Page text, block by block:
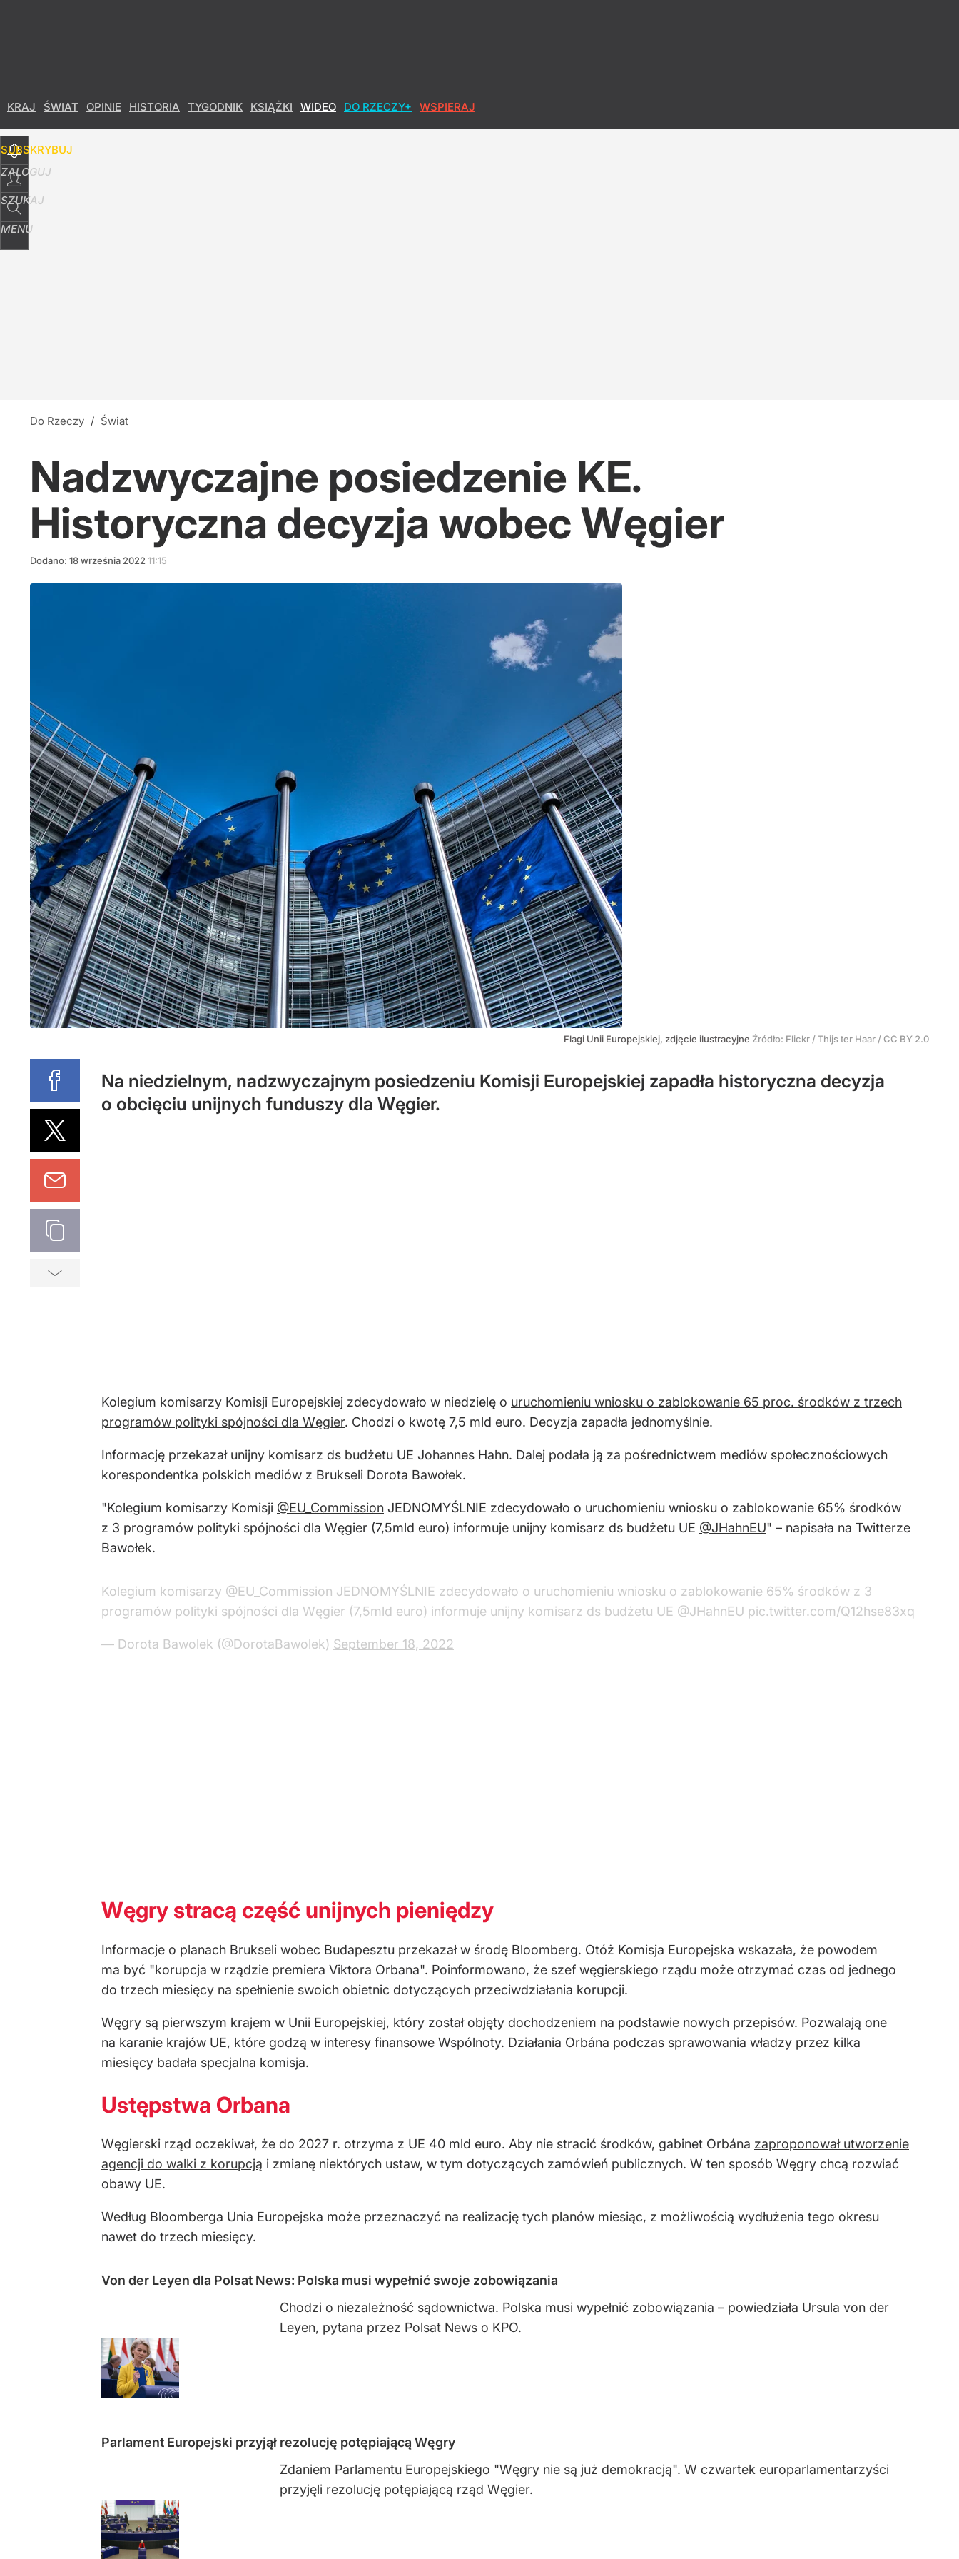
KRAJ ŚWIAT OPINIE HISTORIA TYGODNIK KSIĄŻKI WIDEO DO RZECZY+ WSPIERAJ
SUBSKRYBUJ
ZALOGUJ
SZUKAJ
MENU
Do Rzeczy / Świat
Nadzwyczajne posiedzenie KE.
Historyczna decyzja wobec Węgier
Dodano: 18września 2022 11:15
Flagi Unii Europejskiej, zdjęcie ilustracyjne Źródło: Flickr /Thijs ter Haar / CC BY 2.0
Na niedzielnym, nadzwyczajnym posiedzeniu Komisji Europejskiej zapadła historyczna decyzja
o obcięciu unijnych funduszy dla Węgier.
Kolegium komisarzy Komisji Europejskiej zdecydowało w niedzielę o uruchomieniu wniosku o zablokowanie 65 proc. środków z trzech
programów polityki spójności dla Węgier. Chodzi o kwotę 7,5 mld euro. Decyzja zapadła jednomyślnie.
Informację przekazał unijny komisarz ds budżetu UE Johannes Hahn. Dalej podała ją za pośrednictwem mediów społecznościowych
korespondentka polskich mediów z Brukseli Dorota Bawołek.
"Kolegium komisarzy Komisji @EU_Commission JEDNOMYŚLNIE zdecydowało o uruchomieniu wniosku o zablokowanie 65% środków
z 3 programów polityki spójności dla Węgier (7,5mld euro) informuje unijny komisarz ds budżetu UE @JHahnEU" – napisała na Twitterze
Bawołek.
Kolegium komisarzy @EU_Commission JEDNOMYŚLNIE zdecydowało o uruchomieniu wniosku o zablokowanie 65% środków z 3
programów polityki spójności dla Węgier (7,5mld euro) informuje unijny komisarz ds budżetu UE @JHahnEU pic.twitter.com/Q12hse83xq
— Dorota Bawolek (@DorotaBawolek) September 18, 2022
Węgry stracą część unijnych pieniędzy
Informacje o planach Brukseli wobec Budapesztu przekazał w środę Bloomberg. Otóż Komisja Europejska wskazała, że powodem
ma być "korupcja w rządzie premiera Viktora Orbana". Poinformowano, że szef węgierskiego rządu może otrzymać czas od jednego
do trzech miesięcy na spełnienie swoich obietnic dotyczących przeciwdziałania korupcji.
Węgry są pierwszym krajem w Unii Europejskiej, który został objęty dochodzeniem na podstawie nowych przepisów. Pozwalają one
na karanie krajów UE, które godzą w interesy finansowe Wspólnoty. Działania Orbána podczas sprawowania władzy przez kilka
miesięcy badała specjalna komisja.
Ustępstwa Orbana
Węgierski rząd oczekiwał, że do 2027 r. otrzyma z UE 40 mld euro. Aby nie stracić środków, gabinet Orbána zaproponował utworzenie
agencji do walki z korupcją i zmianę niektórych ustaw, w tym dotyczących zamówień publicznych. W ten sposób Węgry chcą rozwiać
obawy UE.
Według Bloomberga Unia Europejska może przeznaczyć na realizację tych planów miesiąc, z możliwością wydłużenia tego okresu
nawet do trzech miesięcy.
Von der Leyen dla Polsat News: Polska musi wypełnić swoje zobowiązania
Chodzi o niezależność sądownictwa. Polska musi wypełnić zobowiązania – powiedziała Ursula von der
Leyen, pytana przez Polsat News o KPO.
Parlament Europejski przyjął rezolucję potępiającą Węgry
Zdaniem Parlamentu Europejskiego "Węgry nie są już demokracją". W czwartek europarlamentarzyści
przyjęli rezolucję potępiającą rząd Węgier.